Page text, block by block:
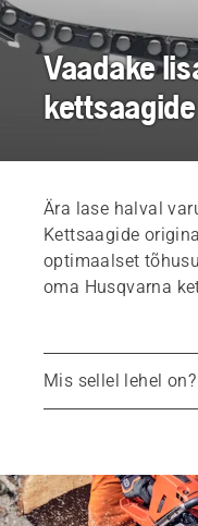
Vaadake
Ära lase halval
Kettsaagide
optimaalset
oma Husqvarna
Mis sellel lehel on?
Kuidas hoida
Kettsaagide